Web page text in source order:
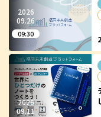
2026
09.26
09:30
2026
09.11